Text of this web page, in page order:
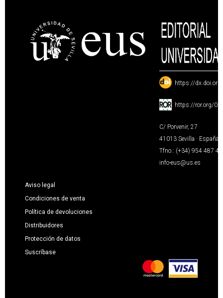
: https://
: https://ror.org/
C/ Porvenir, 27
41013 Sevilla · España
Tfno.: (+34) 954 487
info-eus@us.es
Aviso legal
Condiciones de venta
Política de devoluciones
Distribuidores
Protección de datos
Suscríbase